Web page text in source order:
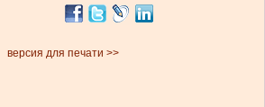
версия для печати >>